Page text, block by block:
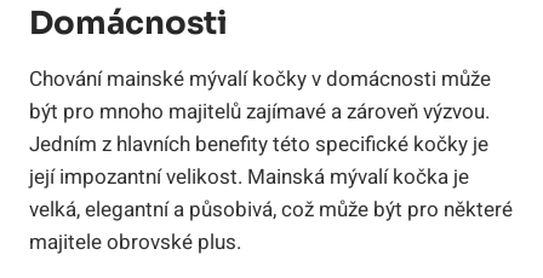
Domácnosti
Chování mainské mývalí kočky v domácnosti může
být pro mnoho majitelů zajímavé a zároveň výzvou.
Jedním z hlavních benefity této specifické kočky je
její impozantní velikost. Mainská mývalí kočka je
velká, elegantní a působivá, což může být pro některé
majitele obrovské plus.